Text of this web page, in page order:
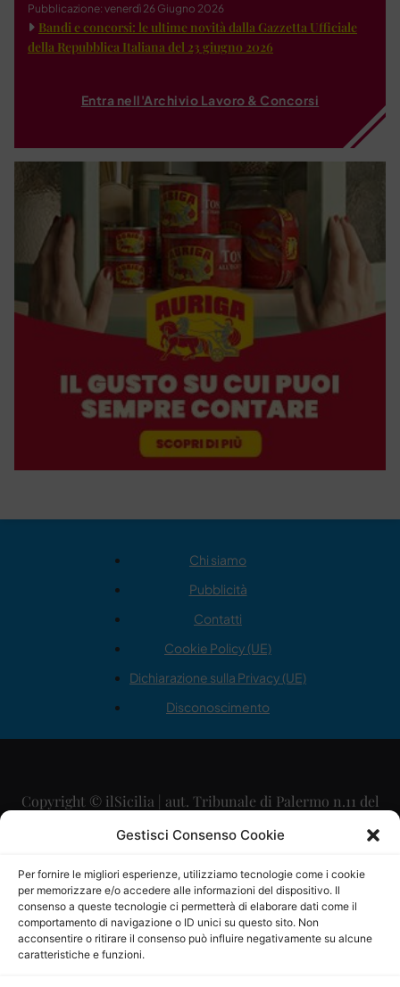
Gestisci Consenso Cookie
Per fornire le migliori esperienze, utilizziamo tecnologie come i cookie
per memorizzare e/o accedere alle informazioni del dispositivo. Il
consenso a queste tecnologie ci permetterà di elaborare dati come il
comportamento di navigazione o ID unici su questo sito. Non
acconsentire o ritirare il consenso può influire negativamente su alcune
caratteristiche e funzioni.
Pubblicazione: venerdì 26 Giugno 2026
Bandi e concorsi: le ultime novità dalla Gazzetta Ufficiale
della Repubblica Italiana del 23 giugno 2026
Entra nell'Archivio Lavoro & Concorsi
Chi siamo
Pubblicità
Contatti
Cookie Policy (UE)
Dichiarazione sulla Privacy (UE)
Disconoscimento
Copyright © ilSicilia | aut. Tribunale di Palermo n.11 del
29/09/2015
Direttore Editoriale: Maurizio Scaglione
Direttore Responsabile: Maria Calabrese